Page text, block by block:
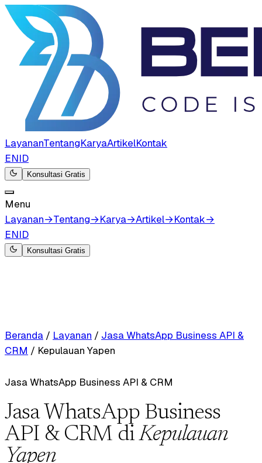
LayananTentangKaryaArtikelKontak
ENID
Konsultasi Gratis
Menu
Layanan→Tentang→Karya→Artikel→Kontak→
ENID
Konsultasi Gratis
Beranda / Layanan / Jasa WhatsApp Business API &
CRM / Kepulauan Yapen
Jasa WhatsApp Business API & CRM
Jasa WhatsApp Business
API & CRM diKepulauan
Yapen